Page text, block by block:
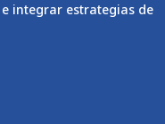
integrar estrategias de